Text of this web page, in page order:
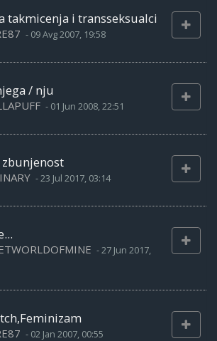
takmicenja i transseksualci
- 09 Avg 2007, 19:58
/ nju
- 01 Jun 2008, 22:51
-23 Jul 2017, 03:14
-27 Jun 2017,
- 02 Jan 2007, 00:55